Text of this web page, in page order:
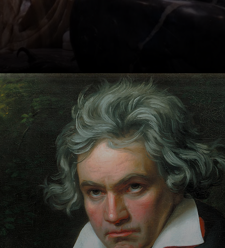
Beethoven é
considerado um
dos maiores
compositores de
todos os tempos.